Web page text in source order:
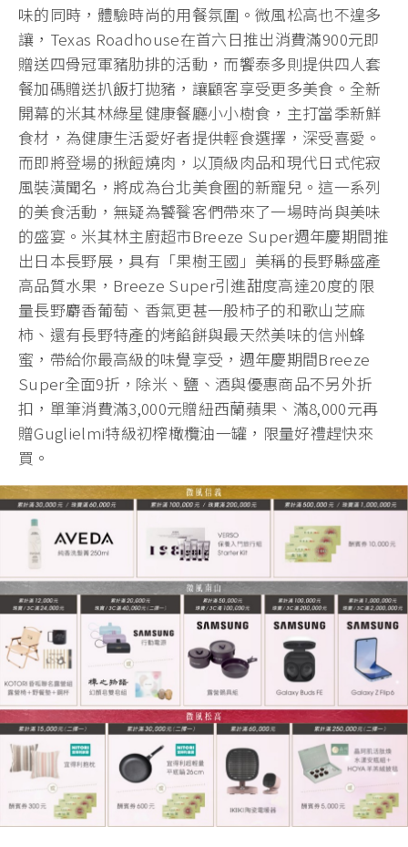
味的同時，體驗時尚的用餐氛圍。微風松高也不遑多
讓，Texas Roadhouse在首六日推出消費滿900元即
贈送四骨冠軍豬肋排的活動，而饗泰多則提供四人套
餐加碼贈送扒飯打拋豬，讓顧客享受更多美食。全新
開幕的米其林綠星健康餐廳小小樹食，主打當季新鮮
食材，為健康生活愛好者提供輕食選擇，深受喜愛。
而即將登場的揪餖燒肉，以頂級肉品和現代日式侘寂
風裝潢聞名，將成為台北美食圈的新寵兒。這一系列
的美食活動，無疑為饕餮客們帶來了一場時尚與美味
的盛宴。米其林主廚超市Breeze Super週年慶期間推
出日本長野展，具有「果樹王國」美稱的長野縣盛產
高品質水果，Breeze Super引進甜度高達20度的限
量長野麝香葡萄、香氣更甚一般柿子的和歌山芝麻
柿、還有長野特產的烤餡餅與最天然美味的信州蜂
蜜，帶給你最高級的味覺享受，週年慶期間Breeze
Super全面9折，除米、鹽、酒與優惠商品不另外折
扣，單筆消費滿3,000元贈紐西蘭蘋果、滿8,000元再
贈Guglielmi特級初榨橄欖油一罐，限量好禮趕快來
買。